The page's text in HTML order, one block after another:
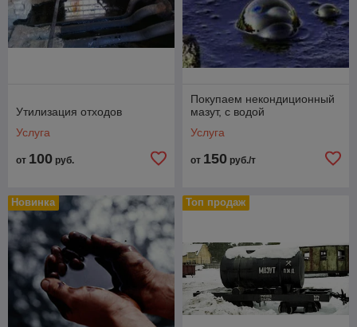
Утилизация отходов
Услуга
от 100 руб.
Покупаем некондиционный
мазут, с водой
Услуга
от 150 руб./т
Новинка Топ продаж